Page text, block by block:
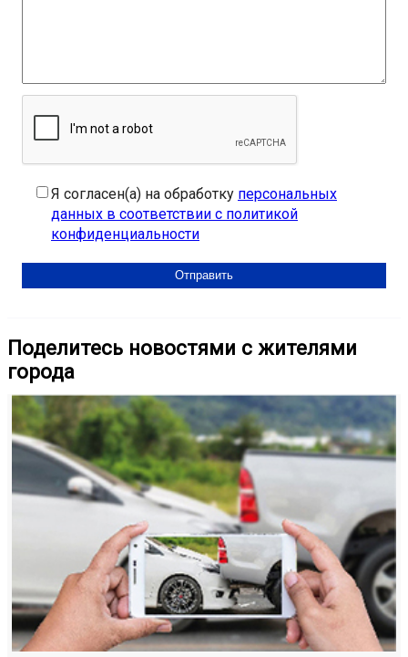
Я согласен(а) на обработку персональных
данных в соответствии с политикой
конфиденциальности
Поделитесь новостями с жителями
города